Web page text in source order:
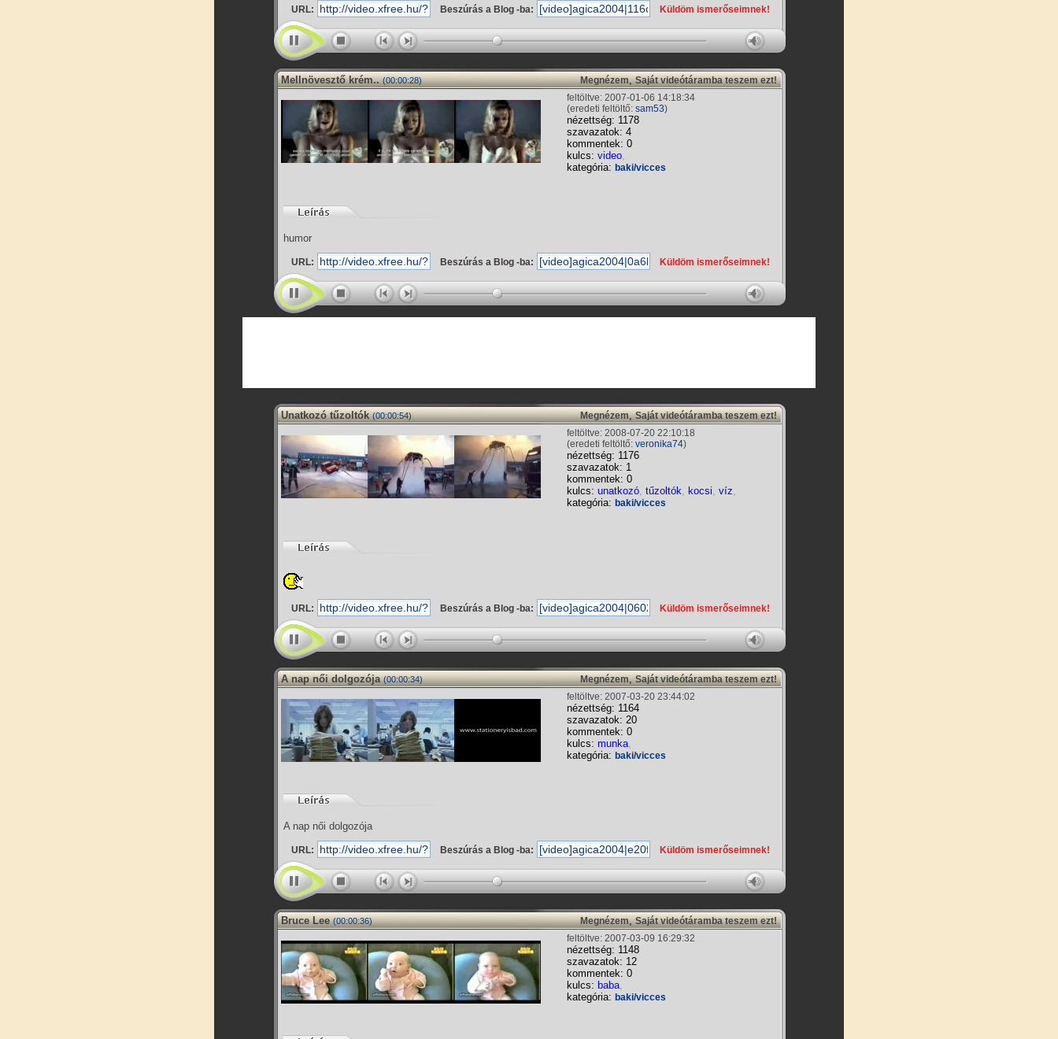
URL: Beszúrás a Blog -ba: Küldöm ismerőseimnek!
Mellnövesztő krém.. (00:00:28) Megnézem,Saját videótáramba teszem ezt!
feltöltve: 2007-01-06 14:18:34
(eredeti feltöltő: sam53)
nézettség: 1178
szavazatok: 4
kommentek: 0
kulcs: video,
kategória: baki/vicces
humor
URL: Beszúrás a Blog -ba: Küldöm ismerőseimnek!
Unatkozó tűzoltók (00:00:54) Megnézem,Saját videótáramba teszem ezt!
feltöltve: 2008-07-20 22:10:18
(eredeti feltöltő: veronika74)
nézettség: 1176
szavazatok: 1
kommentek: 0
kulcs: unatkozó, tűzoltók, kocsi, víz,
kategória: baki/vicces
URL: Beszúrás a Blog -ba: Küldöm ismerőseimnek!
A nap női dolgozója (00:00:34) Megnézem,Saját videótáramba teszem ezt!
feltöltve: 2007-03-20 23:44:02
nézettség: 1164
szavazatok: 20
kommentek: 0
kulcs: munka,
kategória: baki/vicces
A nap női dolgozója
URL: Beszúrás a Blog -ba: Küldöm ismerőseimnek!
Bruce Lee (00:00:36) Megnézem,Saját videótáramba teszem ezt!
feltöltve: 2007-03-09 16:29:32
nézettség: 1148
szavazatok: 12
kommentek: 0
kulcs: baba,
kategória: baki/vicces